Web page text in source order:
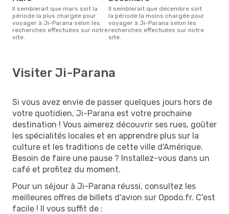
Il semblerait que mars soit la
période la plus chargée pour
voyager à Ji-Parana selon les
recherches effectuées sur notre
site.
Il semblerait que décembre soit
la période la moins chargée pour
voyager à Ji-Parana selon les
recherches effectuées sur notre
site.
Visiter Ji-Parana
Si vous avez envie de passer quelques jours hors de
votre quotidien, Ji-Parana est votre prochaine
destination ! Vous aimerez découvrir ses rues, goûter
les spécialités locales et en apprendre plus sur la
culture et les traditions de cette ville d'Amérique.
Besoin de faire une pause ? Installez-vous dans un
café et profitez du moment.
Pour un séjour à Ji-Parana réussi, consultez les
meilleures offres de billets d'avion sur Opodo.fr. C'est
facile ! Il vous suffit de :